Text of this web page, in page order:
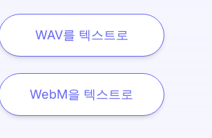
WAV를 텍스트로
WebM을 텍스트로